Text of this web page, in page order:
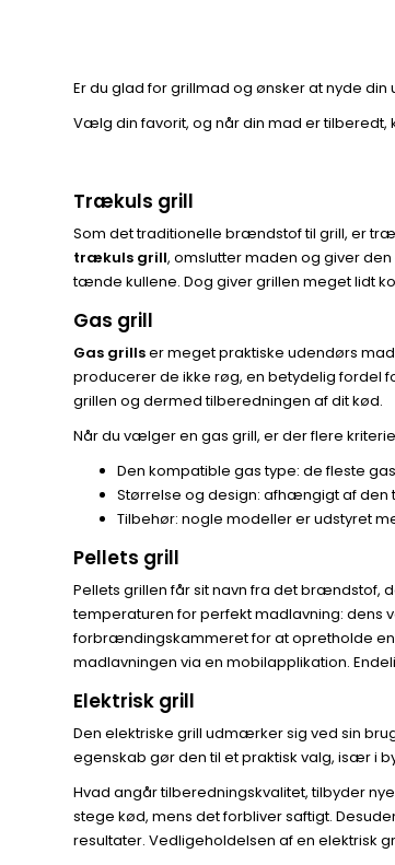
Er du glad for grillmad og ønsker at nyde
Vælg din favorit, og når din mad er tilberedt,
Trækuls grill
Som det traditionelle brændstof til grill, er
trækuls grill, omslutter maden og giver
tænde kullene. Dog giver grillen meget lidt
Gas grill
Gas grillser meget praktiske udendørs
producerer de ikke røg, en betydelig fordel
grillen og dermed tilberedningen af dit kød.
Når du vælger en gas grill, er der flere
Den kompatible gas type: de fleste
Størrelse og design: afhængigt af
Tilbehør: nogle modeller er udstyret
Pellets grill
Pellets grillen får sit navn fra det brændstof,
temperaturen for perfekt madlavning: dens
forbrændingskammeret for at opretholde
madlavningen via en mobilapplikation.
Elektrisk grill
Den elektriske grill udmærker sig ved sin
egenskab gør den til et praktisk valg, især i
Hvad angår tilberedningskvalitet, tilbyder
stege kød, mens det forbliver saftigt.
resultater. Vedligeholdelsen af en elektrisk